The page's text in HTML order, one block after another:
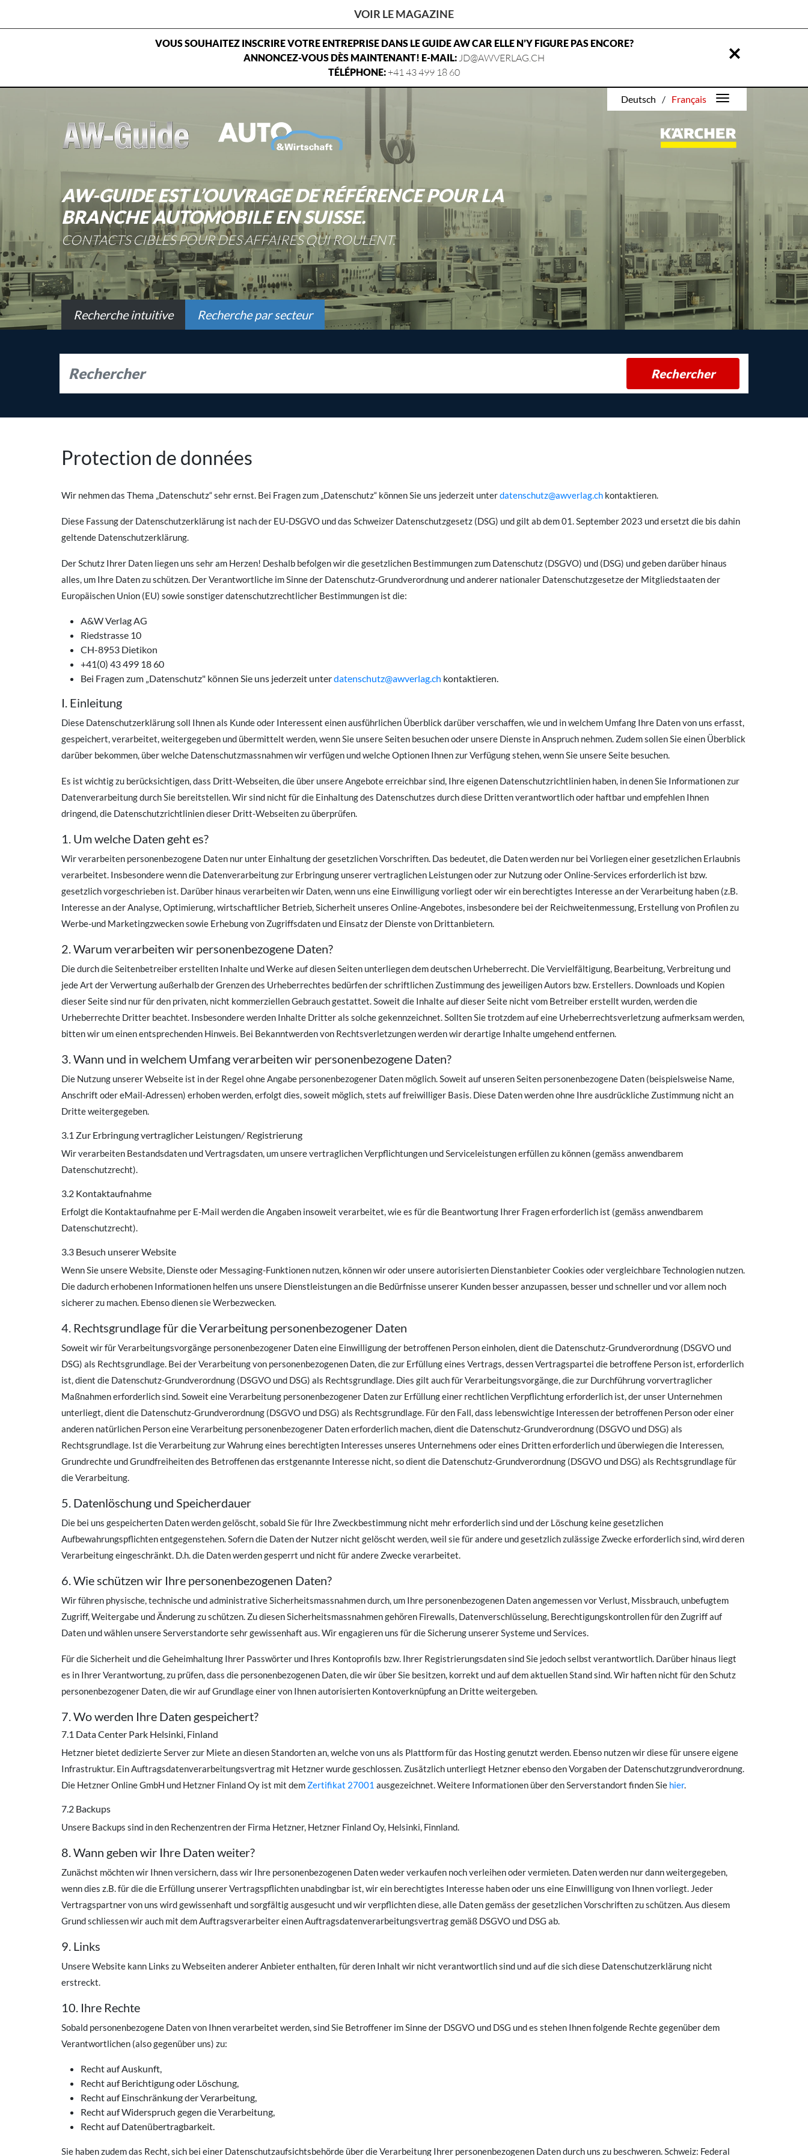
VOIR LE MAGAZINE
VOUS SOUHAITEZ INSCRIRE VOTRE ENTREPRISE DANS LE GUIDE AW CAR ELLE N’Y FIGURE PAS ENCORE?
ANNONCEZ-VOUS DÈS MAINTENANT! E-MAIL:JD@AWVERLAG.CH
TÉLÉPHONE:+41 43 499 18 60
Deutsch / Français
Portrait
Contact
AW-GUIDE EST L’OUVRAGE DE RÉFÉRENCE POUR LA
BRANCHE AUTOMOBILE EN SUISSE.
CONTACTS CIBLÉS POUR DES AFFAIRES QUI ROULENT.
Recherche intuitive Recherche par secteur
Rechercher
Protection de données
Wir nehmen das Thema „Datenschutz“ sehr ernst. Bei Fragen zum „Datenschutz“ können Sie uns jederzeit unterdatenschutz@awverlag.ch kontaktieren.
Diese Fassung der Datenschutzerklärung ist nach der EU-DSGVO und das Schweizer Datenschutzgesetz (DSG) und gilt ab dem 01. September 2023 und ersetzt die bis dahin
geltende Datenschutzerklärung.
Der Schutz Ihrer Daten liegen uns sehr am Herzen! Deshalb befolgen wir die gesetzlichen Bestimmungen zum Datenschutz (DSGVO) und (DSG) und geben darüber hinaus
alles, um Ihre Daten zu schützen. Der Verantwortliche im Sinne der Datenschutz-Grundverordnung und anderer nationaler Datenschutzgesetze der Mitgliedstaaten der
Europäischen Union (EU) sowie sonstiger datenschutzrechtlicher Bestimmungen ist die:
A&W Verlag AG
Riedstrasse 10
CH-8953 Dietikon
+41(0) 43 499 18 60
Bei Fragen zum „Datenschutz" können Sie uns jederzeit unterdatenschutz@awverlag.ch kontaktieren.
I. Einleitung
Diese Datenschutzerklärung soll Ihnen als Kunde oder Interessent einen ausführlichen Überblick darüber verschaffen, wie und in welchem Umfang Ihre Daten von uns erfasst,
gespeichert, verarbeitet, weitergegeben und übermittelt werden, wenn Sie unsere Seiten besuchen oder unsere Dienste in Anspruch nehmen. Zudem sollen Sie einen Überblick
darüber bekommen, über welche Datenschutzmassnahmen wir verfügen und welche Optionen Ihnen zur Verfügung stehen, wenn Sie unsere Seite besuchen.
Es ist wichtig zu berücksichtigen, dass Dritt-Webseiten, die über unsere Angebote erreichbar sind, Ihre eigenen Datenschutzrichtlinien haben, in denen Sie Informationen zur
Datenverarbeitung durch Sie bereitstellen. Wir sind nicht für die Einhaltung des Datenschutzes durch diese Dritten verantwortlich oder haftbar und empfehlen Ihnen
dringend, die Datenschutzrichtlinien dieser Dritt-Webseiten zu überprüfen.
1. Um welche Daten geht es?
Wir verarbeiten personenbezogene Daten nur unter Einhaltung der gesetzlichen Vorschriften. Das bedeutet, die Daten werden nur bei Vorliegen einer gesetzlichen Erlaubnis
verarbeitet. Insbesondere wenn die Datenverarbeitung zur Erbringung unserer vertraglichen Leistungen oder zur Nutzung oder Online-Services erforderlich ist bzw.
gesetzlich vorgeschrieben ist. Darüber hinaus verarbeiten wir Daten, wenn uns eine Einwilligung vorliegt oder wir ein berechtigtes Interesse an der Verarbeitung haben (z.B.
Interesse an der Analyse, Optimierung, wirtschaftlicher Betrieb, Sicherheit unseres Online-Angebotes, insbesondere bei der Reichweitenmessung, Erstellung von Profilen zu
Werbe-und Marketingzwecken sowie Erhebung von Zugriffsdaten und Einsatz der Dienste von Drittanbietern.
2. Warum verarbeiten wir personenbezogene Daten?
Die durch die Seitenbetreiber erstellten Inhalte und Werke auf diesen Seiten unterliegen dem deutschen Urheberrecht. Die Vervielfältigung, Bearbeitung, Verbreitung und
jede Art der Verwertung außerhalb der Grenzen des Urheberrechtes bedürfen der schriftlichen Zustimmung des jeweiligen Autors bzw. Erstellers. Downloads und Kopien
dieser Seite sind nur für den privaten, nicht kommerziellen Gebrauch gestattet. Soweit die Inhalte auf dieser Seite nicht vom Betreiber erstellt wurden, werden die
Urheberrechte Dritter beachtet. Insbesondere werden Inhalte Dritter als solche gekennzeichnet. Sollten Sie trotzdem auf eine Urheberrechtsverletzung aufmerksam werden,
bitten wir um einen entsprechenden Hinweis. Bei Bekanntwerden von Rechtsverletzungen werden wir derartige Inhalte umgehend entfernen.
3. Wann und in welchem Umfang verarbeiten wir personenbezogene Daten?
Die Nutzung unserer Webseite ist in der Regel ohne Angabe personenbezogener Daten möglich. Soweit auf unseren Seiten personenbezogene Daten (beispielsweise Name,
Anschrift oder eMail-Adressen) erhoben werden, erfolgt dies, soweit möglich, stets auf freiwilliger Basis. Diese Daten werden ohne Ihre ausdrückliche Zustimmung nicht an
Dritte weitergegeben.
3.1 Zur Erbringung vertraglicher Leistungen/ Registrierung
Wir verarbeiten Bestandsdaten und Vertragsdaten, um unsere vertraglichen Verpflichtungen und Serviceleistungen erfüllen zu können (gemäss anwendbarem
Datenschutzrecht).
3.2 Kontaktaufnahme
Erfolgt die Kontaktaufnahme per E-Mail werden die Angaben insoweit verarbeitet, wie es für die Beantwortung Ihrer Fragen erforderlich ist (gemäss anwendbarem
Datenschutzrecht).
3.3 Besuch unserer Website
Wenn Sie unsere Website, Dienste oder Messaging-Funktionen nutzen, können wir oder unsere autorisierten Dienstanbieter Cookies oder vergleichbare Technologien nutzen.
Die dadurch erhobenen Informationen helfen uns unsere Dienstleistungen an die Bedürfnisse unserer Kunden besser anzupassen, besser und schneller und vor allem noch
sicherer zu machen. Ebenso dienen sie Werbezwecken.
4. Rechtsgrundlage für die Verarbeitung personenbezogener Daten
Soweit wir für Verarbeitungsvorgänge personenbezogener Daten eine Einwilligung der betroffenen Person einholen, dient die Datenschutz-Grundverordnung (DSGVO und
DSG) als Rechtsgrundlage. Bei der Verarbeitung von personenbezogenen Daten, die zur Erfüllung eines Vertrags, dessen Vertragspartei die betroffene Person ist, erforderlich
ist, dient die Datenschutz-Grundverordnung (DSGVO und DSG) als Rechtsgrundlage. Dies gilt auch für Verarbeitungsvorgänge, die zur Durchführung vorvertraglicher
Maßnahmen erforderlich sind. Soweit eine Verarbeitung personenbezogener Daten zur Erfüllung einer rechtlichen Verpflichtung erforderlich ist, der unser Unternehmen
unterliegt, dient die Datenschutz-Grundverordnung (DSGVO und DSG) als Rechtsgrundlage. Für den Fall, dass lebenswichtige Interessen der betroffenen Person oder einer
anderen natürlichen Person eine Verarbeitung personenbezogener Daten erforderlich machen, dient die Datenschutz-Grundverordnung (DSGVO und DSG) als
Rechtsgrundlage. Ist die Verarbeitung zur Wahrung eines berechtigten Interesses unseres Unternehmens oder eines Dritten erforderlich und überwiegen die Interessen,
Grundrechte und Grundfreiheiten des Betroffenen das erstgenannte Interesse nicht, so dient die Datenschutz-Grundverordnung (DSGVO und DSG) als Rechtsgrundlage für
die Verarbeitung.
5. Datenlöschung und Speicherdauer
Die bei uns gespeicherten Daten werden gelöscht, sobald Sie für Ihre Zweckbestimmung nicht mehr erforderlich sind und der Löschung keine gesetzlichen
Aufbewahrungspflichten entgegenstehen. Sofern die Daten der Nutzer nicht gelöscht werden, weil sie für andere und gesetzlich zulässige Zwecke erforderlich sind, wird deren
Verarbeitung eingeschränkt. D.h. die Daten werden gesperrt und nicht für andere Zwecke verarbeitet.
6. Wie schützen wir Ihre personenbezogenen Daten?
Wir führen physische, technische und administrative Sicherheitsmassnahmen durch, um Ihre personenbezogenen Daten angemessen vor Verlust, Missbrauch, unbefugtem
Zugriff, Weitergabe und Änderung zu schützen. Zu diesen Sicherheitsmassnahmen gehören Firewalls, Datenverschlüsselung, Berechtigungskontrollen für den Zugriff auf
Daten und wählen unsere Serverstandorte sehr gewissenhaft aus. Wir engagieren uns für die Sicherung unserer Systeme und Services.
Für die Sicherheit und die Geheimhaltung Ihrer Passwörter und Ihres Kontoprofils bzw. Ihrer Registrierungsdaten sind Sie jedoch selbst verantwortlich. Darüber hinaus liegt
es in Ihrer Verantwortung, zu prüfen, dass die personenbezogenen Daten, die wir über Sie besitzen, korrekt und auf dem aktuellen Stand sind. Wir haften nicht für den Schutz
personenbezogener Daten, die wir auf Grundlage einer von Ihnen autorisierten Kontoverknüpfung an Dritte weitergeben.
7. Wo werden Ihre Daten gespeichert?
7.1 Data Center Park Helsinki, Finland
Hetzner bietet dedizierte Server zur Miete an diesen Standorten an, welche von uns als Plattform für das Hosting genutzt werden. Ebenso nutzen wir diese für unsere eigene
Infrastruktur. Ein Auftragsdatenverarbeitungsvertrag mit Hetzner wurde geschlossen. Zusätzlich unterliegt Hetzner ebenso den Vorgaben der Datenschutzgrundverordnung.
Die Hetzner Online GmbH und Hetzner Finland Oy ist mit dem Zertifikat 27001 ausgezeichnet. Weitere Informationen über den Serverstandort finden Sie hier.
7.2 Backups
Unsere Backups sind in den Rechenzentren der Firma Hetzner, Hetzner Finland Oy, Helsinki, Finnland.
8. Wann geben wir Ihre Daten weiter?
Zunächst möchten wir Ihnen versichern, dass wir Ihre personenbezogenen Daten weder verkaufen noch verleihen oder vermieten. Daten werden nur dann weitergegeben,
wenn dies z.B. für die die Erfüllung unserer Vertragspflichten unabdingbar ist, wir ein berechtigtes Interesse haben oder uns eine Einwilligung von Ihnen vorliegt. Jeder
Vertragspartner von uns wird gewissenhaft und sorgfältig ausgesucht und wir verpflichten diese, alle Daten gemäss der gesetzlichen Vorschriften zu schützen. Aus diesem
Grund schliessen wir auch mit dem Auftragsverarbeiter einen Auftragsdatenverarbeitungsvertrag gemäß DSGVO und DSG ab.
9. Links
Unsere Website kann Links zu Webseiten anderer Anbieter enthalten, für deren Inhalt wir nicht verantwortlich sind und auf die sich diese Datenschutzerklärung nicht
erstreckt.
10. Ihre Rechte
Sobald personenbezogene Daten von Ihnen verarbeitet werden, sind Sie Betroffener im Sinne der DSGVO und DSG und es stehen Ihnen folgende Rechte gegenüber dem
Verantwortlichen (also gegenüber uns) zu:
Recht auf Auskunft,
Recht auf Berichtigung oder Löschung,
Recht auf Einschränkung der Verarbeitung,
Recht auf Widerspruch gegen die Verarbeitung,
Recht auf Datenübertragbarkeit.
Sie haben zudem das Recht, sich bei einer Datenschutzaufsichtsbehörde über die Verarbeitung Ihrer personenbezogenen Daten durch uns zu beschweren. Schweiz: Federal